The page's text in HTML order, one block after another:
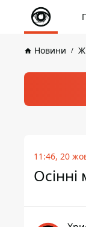
Новини
11:46, 20